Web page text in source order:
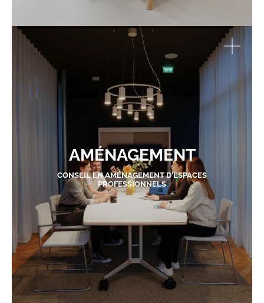
AMÉNAGEMENT
CONSEIL EN AMÉNAGEMENT D'ESPACES
PROFESSIONNELS